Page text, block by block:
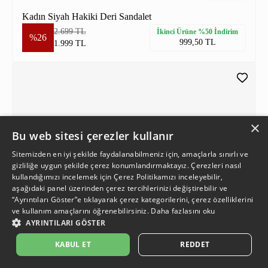
Kadın Siyah Hakiki Deri Sandalet
%26
2.699 TL
1.999 TL
İkinci Ürüne %50 İndirim
999,50 TL
×
Bu web sitesi çerezler kullanır
Sitemizden en iyi şekilde faydalanabilmeniz için, amaçlarla sınırlı ve
gizliliğe uygun şekilde çerez konumlandırmaktayız. Çerezleri nasıl
kullandığımızı incelemek içinÇerez Politikamızı inceleyebilir,
aşağıdaki panel üzerinden çerez tercihlerinizi değiştirebilir ve
“Ayrıntıları Göster”e tıklayarak çerez kategorilerini, çerez özelliklerini
ve kullanım amaçlarını öğrenebilirsiniz. Daha fazlasını oku
AYRINTILARI GÖSTER
KABUL ET REDDET